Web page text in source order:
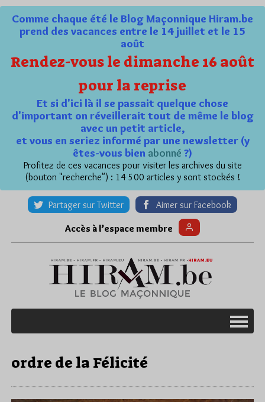
Comme chaque été le Blog Maçonnique Hiram.be
prend des vacances entre le 14 juillet et le 15
août
Rendez-vous le dimanche 16 août
pour la reprise
Et si d'ici là il se passait quelque chose
d'important on réveillerait tout de même le blog
avec un petit article,
et vous en seriez informé par une newsletter (y
êtes-vous bien abonné ?)
Profitez de ces vacances pour visiter les archives du site
(bouton "recherche") : 14 500 articles y sont stockés !
Partager sur Twitter Aimer sur Facebook
Accès à l’espace membre
ordre de la Félicité